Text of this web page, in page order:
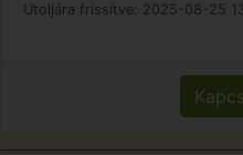
Utoljára frissítve: 2025-08-25